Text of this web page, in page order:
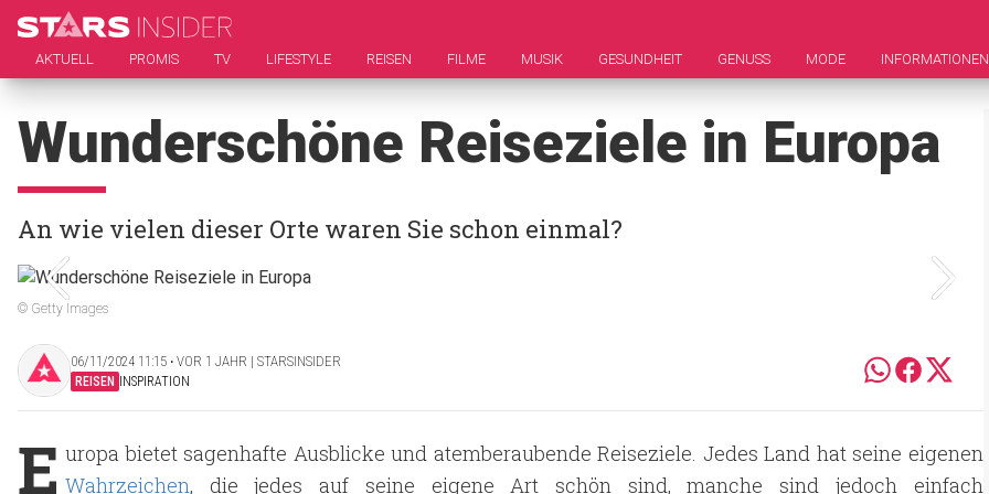
AKTUELL PROMIS TV LIFESTYLE REISEN FILME MUSIK GESUNDHEIT GENUSS MODE INFORMATIONEN
Wunderschöne Reiseziele in Europa
An wie vielen dieser Orte waren Sie schon einmal?
© Getty Images
06/11/2024 11:15 ‧ VOR 1 JAHR | STARSINSIDER
REISEN INSPIRATION
E uropa bietet sagenhafte Ausblicke und atemberaubende Reiseziele. Jedes Land hat seine eigenen
Wahrzeichen, die jedes auf seine eigene Art schön sind, manche sind jedoch einfach